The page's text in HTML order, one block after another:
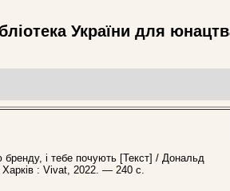
України для
і тебе почують [Текст] / Дональд
: Vivat, 2022. — 240 с.